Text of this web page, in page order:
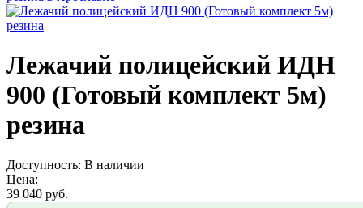
Лежачий полицейский ИДН
900 (Готовый комплект 5м)
резина
Доступность: В наличии
Цена:
39 040 руб.